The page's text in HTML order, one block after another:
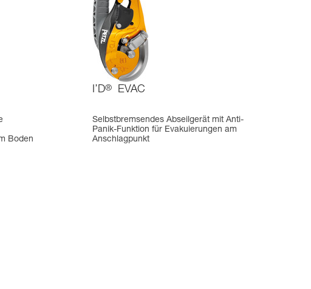
Boden
I’D® EVAC
Selbstbremsendes Abseilgerät mit Anti-
Panik-Funktion für Evakuierungen am
Anschlagpunkt